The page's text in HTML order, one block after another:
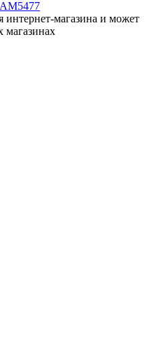
интернет-магазина и может
магазинах